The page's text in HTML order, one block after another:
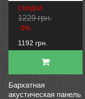
СКИДКИ:
1229 грн.
-3%
1192 грн.
Бархатная
акустическая панель